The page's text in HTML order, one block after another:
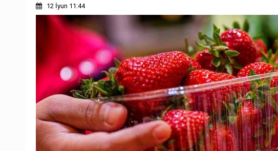
12 İyun 11:44